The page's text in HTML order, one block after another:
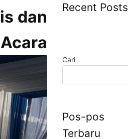
dan
Recent Posts
Cari
Pos-pos
Terbaru